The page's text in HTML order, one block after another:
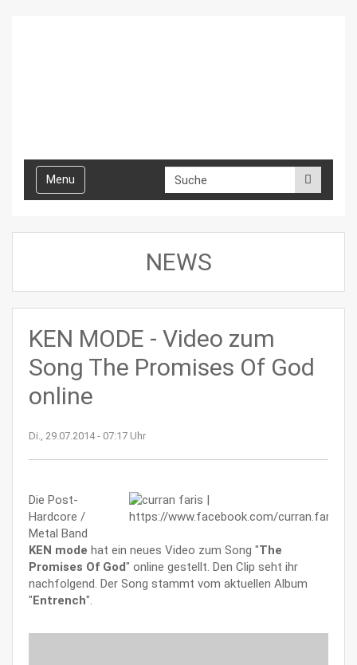
Toggle
navigation
Menu
NEWS
KEN MODE - Video zum
Song The Promises Of God
online
Di., 29.07.2014 - 07:17 Uhr
Die Post-
Hardcore /
Metal Band
KEN mode hat ein neues Video zum Song "The
Promises Of God" online gestellt. Den Clip seht ihr
nachfolgend. Der Song stammt vom aktuellen Album
"Entrench".